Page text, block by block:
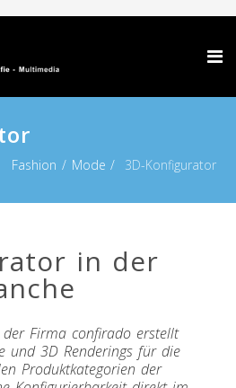
Fashion / Mode 3D-Konfigurator
in der
Firma confirado erstellt
und 3D Renderings für die
Produktkategorien der